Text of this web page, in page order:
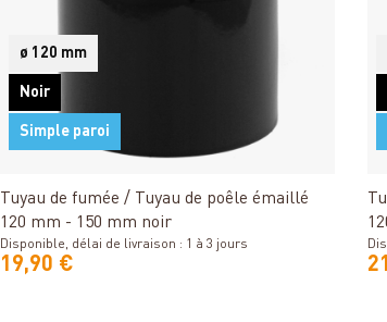
ø 120 mm
Noir
Simple paroi
Détails
Tuyau de fumée / Tuyau de poêle émaillé
120 mm - 150 mm noir
Disponible, délai de livraison : 1 à 3 jours
19,90 €